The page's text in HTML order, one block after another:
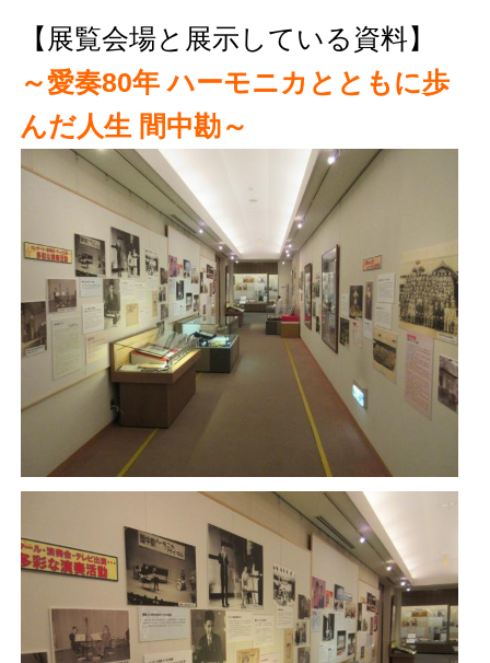
【展覧会場と展示している資料】
～愛奏80年 ハーモニカとともに歩
んだ人生 間中勘～